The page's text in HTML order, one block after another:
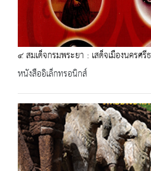
๔ สมเด็จกรมพระยา : เสด็จเมืองนครศรี
หนังสืออิเล็กทรอนิกส์